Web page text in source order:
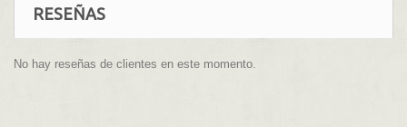
RESEÑAS
No hay reseñas de clientes en este momento.